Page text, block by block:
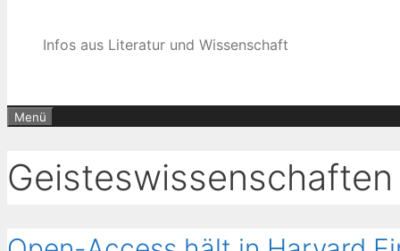
Infos aus Literatur und Wissenschaft
Menü
Geisteswissenschaften